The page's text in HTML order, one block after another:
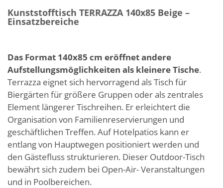
Kunststofftisch TERRAZZA 140x85 Beige –
Einsatzbereiche
Das Format 140x85 cm eröffnet andere
Aufstellungsmöglichkeiten als kleinere Tische.
Terrazza eignet sich hervorragend als Tisch für
Biergärten für größere Gruppen oder als zentrales
Element längerer Tischreihen. Er erleichtert die
Organisation von Familienreservierungen und
geschäftlichen Treffen. Auf Hotelpatios kann er
entlang von Hauptwegen positioniert werden und
den Gästefluss strukturieren. Dieser Outdoor-Tisch
bewährt sich zudem bei Open-Air- Veranstaltungen
und in Poolbereichen.